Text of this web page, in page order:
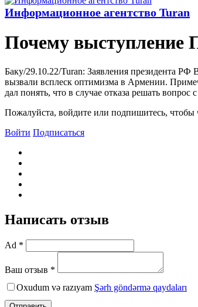
Информационное агентство Turan
Почему выступление
Баку/29.10.22/Turan: Заявления президента
вызвали всплеск оптимизма в Армении.
дал понять, что в случае отказа решать
Пожалуйста, войдите или подпишитесь, чтобы
Войти Подписаться
Написать отзыв
Ad *
Ваш отзыв *
Oxudum və razıyam Şərh göndərmə qaydaları